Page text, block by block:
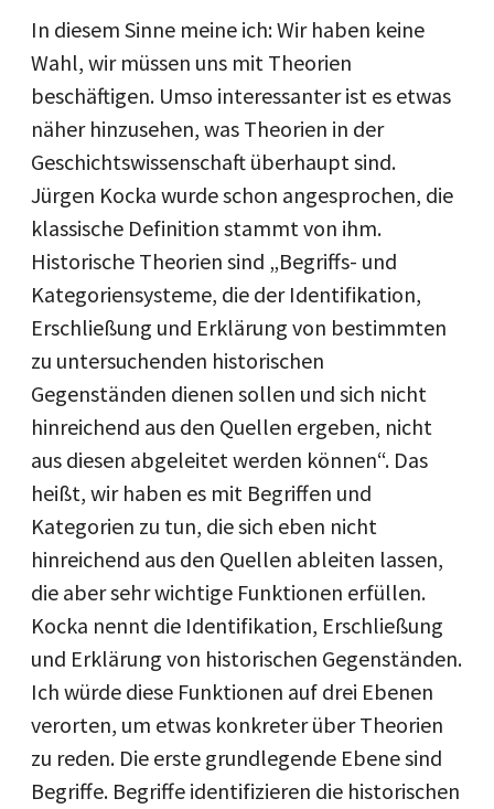
In diesem Sinne meine ich: Wir haben keine
Wahl, wir müssen uns mit Theorien
beschäftigen. Umso interessanter ist es etwas
näher hinzusehen, was Theorien in der
Geschichtswissenschaft überhaupt sind.
Jürgen Kocka wurde schon angesprochen, die
klassische Definition stammt von ihm.
Historische Theorien sind „Begriffs- und
Kategoriensysteme, die der Identifikation,
Erschließung und Erklärung von bestimmten
zu untersuchenden historischen
Gegenständen dienen sollen und sich nicht
hinreichend aus den Quellen ergeben, nicht
aus diesen abgeleitet werden können“. Das
heißt, wir haben es mit Begriffen und
Kategorien zu tun, die sich eben nicht
hinreichend aus den Quellen ableiten lassen,
die aber sehr wichtige Funktionen erfüllen.
Kocka nennt die Identifikation, Erschließung
und Erklärung von historischen Gegenständen.
Ich würde diese Funktionen auf drei Ebenen
verorten, um etwas konkreter über Theorien
zu reden. Die erste grundlegende Ebene sind
Begriffe. Begriffe identifizieren die historischen